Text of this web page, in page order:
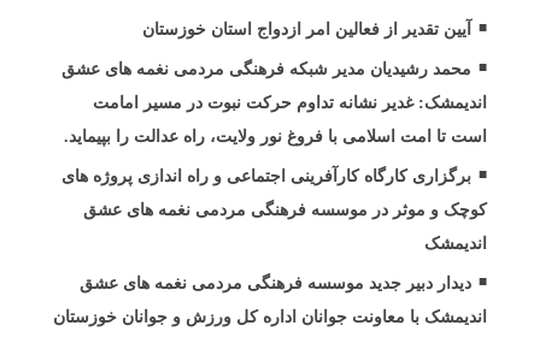
آیین تقدیر از فعالین امر ازدواج استان خوزستان
محمد رشیدیان مدیر شبکه فرهنگی مردمی نغمه های عشق
اندیمشک: غدیر نشانه تداوم حرکت نبوت در مسیر امامت
است تا امت اسلامی با فروغ نور ولایت، راه عدالت را بپیماید.
برگزاری کارگاه کارآفرینی اجتماعی و راه اندازی پروژه های
کوچک و موثر در موسسه فرهنگی مردمی نغمه های عشق
اندیمشک
دیدار دبیر جدید موسسه فرهنگی مردمی نغمه های عشق
اندیمشک با معاونت جوانان اداره کل ورزش و جوانان خوزستان